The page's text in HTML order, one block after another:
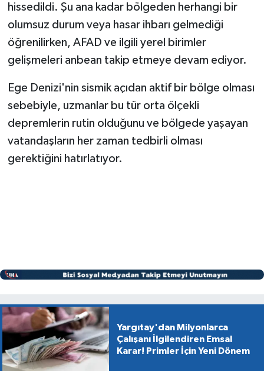
hissedildi. Şu ana kadar bölgeden herhangi bir
olumsuz durum veya hasar ihbarı gelmediği
öğrenilirken, AFAD ve ilgili yerel birimler
gelişmeleri anbean takip etmeye devam ediyor.
Ege Denizi'nin sismik açıdan aktif bir bölge olması
sebebiyle, uzmanlar bu tür orta ölçekli
depremlerin rutin olduğunu ve bölgede yaşayan
vatandaşların her zaman tedbirli olması
gerektiğini hatırlatıyor.
Yargıtay'dan Milyonlarca
Çalışanı İlgilendiren Emsal
Karar! Primler İçin Yeni Dönem